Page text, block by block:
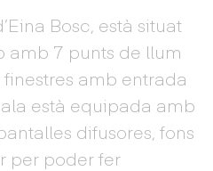
Bosc, està situat
amb 7 punts de llum
amb entrada
està equipada amb
difusores, fons
per poder fer